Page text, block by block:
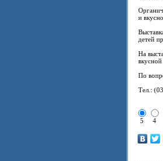
и
детей
На
По
Тел.:
5 4